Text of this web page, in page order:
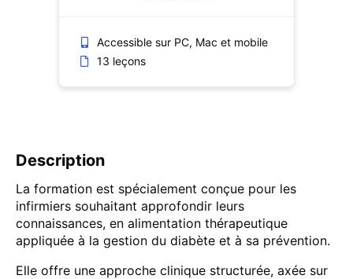
Accessible sur PC, Mac et mobile
13 leçons
Description
La formation est spécialement conçue pour les
infirmiers souhaitant approfondir leurs
connaissances, en alimentation thérapeutique
appliquée à la gestion du diabète et à sa prévention.
Elle offre une approche clinique structurée, axée sur